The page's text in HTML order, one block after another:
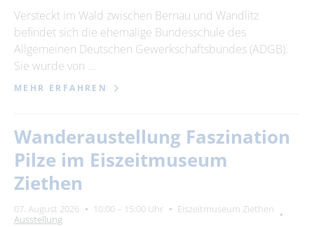
Versteckt im Wald zwischen Bernau und Wandlitz
befindet sich die ehemalige Bundesschule des
Allgemeinen Deutschen Gewerkschaftsbundes (ADGB).
Sie wurde von …
MEHR ERFAHREN
Wanderaustellung Faszination
Pilze im Eiszeitmuseum
Ziethen
07. August 2026 10:00 – 15:00 Uhr
Eiszeitmuseum Ziethen
Ausstellung